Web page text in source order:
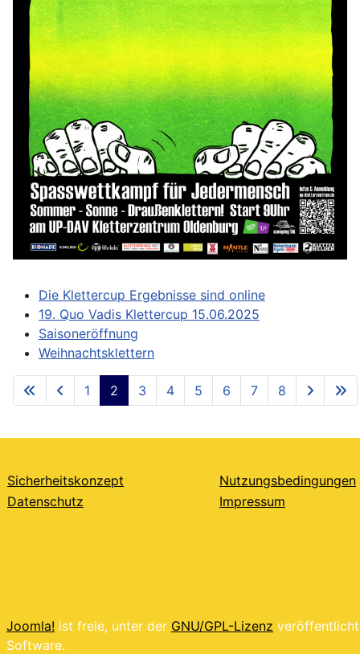
Die Klettercup Ergebnisse sind online
19. Quo Vadis Klettercup 15.06.2025
Saisoneröffnung
Weihnachtsklettern
Seite 2 von 8
1 2 3 4 5 6 7 8
Sicherheitskonzept
Nutzungsbedingungen
Datenschutz
Impressum
Joomla! ist freie, unter der GNU/GPL-Lizenz
Software.